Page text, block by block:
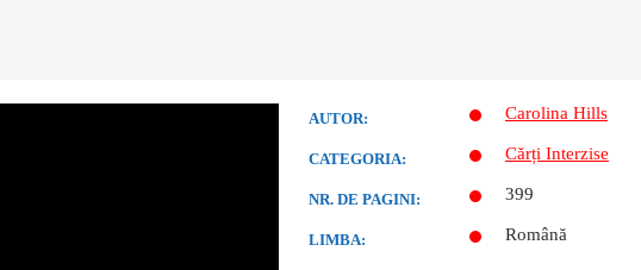
AUTOR: Carolina Hills
CATEGORIA: Cărți Interzise
NR. DE PAGINI: 399
LIMBA: Română